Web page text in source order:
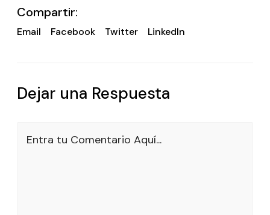
Compartir:
Email Facebook Twitter LinkedIn
Dejar una Respuesta
Entra tu Comentario Aquí...